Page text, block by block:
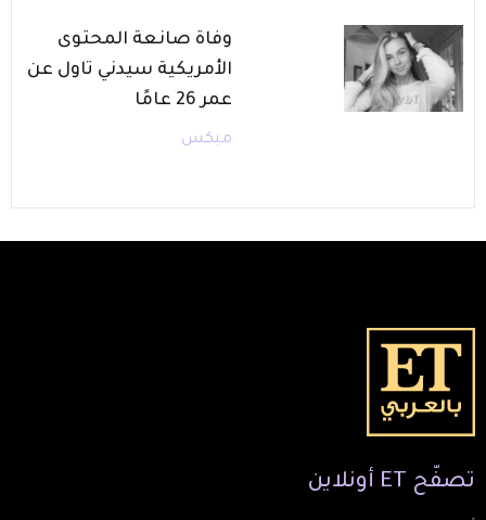
وفاة صانعة المحتوى
الأمريكية سيدني تاول عن
عمر 26 عامًا
ميكس
تصفّح ET أونلاين